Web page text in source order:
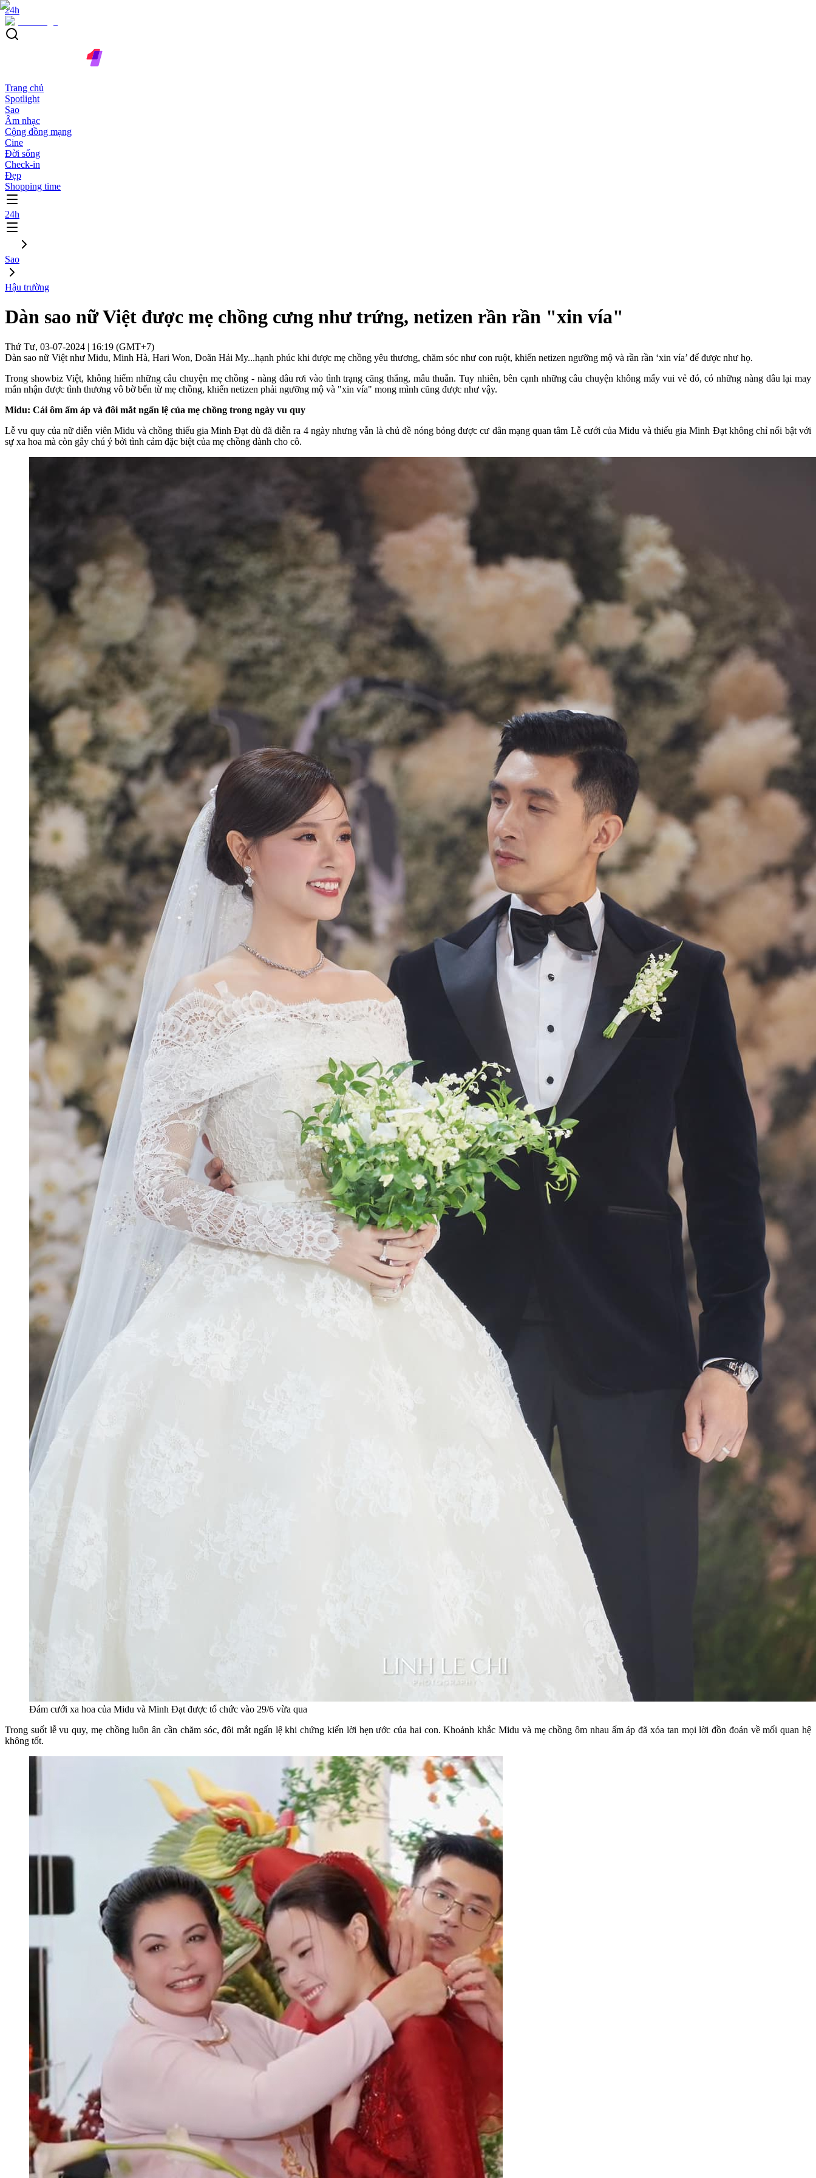
24h
Trang chủ
Spotlight
Sao
Âm nhạc
Cộng đồng mạng
Cine
Đời sống
Check-in
Đẹp
Shopping time
24h
Sao
Hậu trường
Dàn sao nữ Việt được mẹ chồng cưng như trứng, netizen rần rần "xin vía"
Thứ Tư, 03-07-2024 | 16:19 (GMT+7)
Dàn sao nữ Việt như Midu, Minh Hà, Hari Won, Doãn Hải My...hạnh phúc khi được mẹ chồng yêu thương, chăm sóc như con ruột, khiến netizen ngưỡng mộ và rần rần ‘xin vía’ để được như họ.
Trong showbiz Việt, không hiếm những câu chuyện mẹ chồng - nàng dâu rơi vào tình trạng căng thẳng, mâu thuẫn. Tuy nhiên, bên cạnh những câu chuyện không mấy vui vẻ đó, có những nàng dâu lại may
mắn nhận được tình thương vô bờ bến từ mẹ chồng, khiến netizen phải ngưỡng mộ và "xin vía" mong mình cũng được như vậy.
Midu: Cái ôm ấm áp và đôi mắt ngấn lệ của mẹ chồng trong ngày vu quy
Lễ vu quy của nữ diễn viên Midu và chồng thiếu gia Minh Đạt dù đã diễn ra 4 ngày nhưng vẫn là chủ đề nóng bỏng được cư dân mạng quan tâm Lễ cưới của Midu và thiếu gia Minh Đạt không chỉ nổi bật với
sự xa hoa mà còn gây chú ý bởi tình cảm đặc biệt của mẹ chồng dành cho cô.
Đám cưới xa hoa của Midu và Minh Đạt được tổ chức vào 29/6 vừa qua
Trong suốt lễ vu quy, mẹ chồng luôn ân cần chăm sóc, đôi mắt ngấn lệ khi chứng kiến lời hẹn ước của hai con. Khoảnh khắc Midu và mẹ chồng ôm nhau ấm áp đã xóa tan mọi lời đồn đoán về mối quan hệ
không tốt.